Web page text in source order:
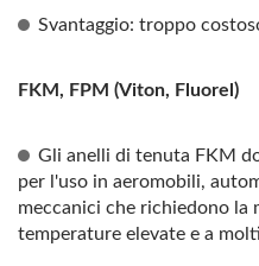
Svantaggio: troppo
FKM, FPM (Viton, Fluorel)
Gli anelli di tenuta FKM
per l'uso in aeromobili,
meccanici che richiedono la
temperature elevate e a